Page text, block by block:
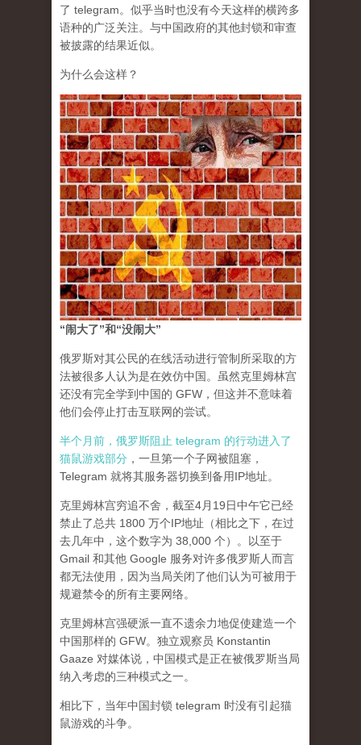
了 telegram。似乎当时也没有今天这样的横跨多
语种的广泛关注。与中国政府的其他封锁和审查
被披露的结果近似。
为什么会这样？
“闹大了”和“没闹大”
俄罗斯对其公民的在线活动进行管制所采取的方
法被很多人认为是在效仿中国。虽然克里姆林宫
还没有完全学到中国的 GFW，但这并不意味着
他们会停止打击互联网的尝试。
半个月前，俄罗斯阻止 telegram 的行动进入了
猫鼠游戏部分 ，一旦第一个子网被阻塞，
Telegram 就将其服务器切换到备用IP地址。
克里姆林宫穷追不舍，截至4月19日中午它已经
禁止了总共 1800 万个IP地址（相比之下，在过
去几年中，这个数字为 38,000 个）。以至于
Gmail 和其他 Google 服务对许多俄罗斯人而言
都无法使用，因为当局关闭了他们认为可被用于
规避禁令的所有主要网络。
克里姆林宫强硬派一直不遗余力地促使建造一个
中国那样的 GFW。独立观察员 Konstantin
Gaaze 对媒体说，中国模式是正在被俄罗斯当局
纳入考虑的三种模式之一。
相比下，当年中国封锁 telegram 时没有引起猫
鼠游戏的斗争。